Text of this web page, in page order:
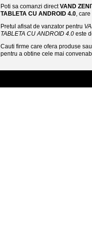
Poti sa comanzi directVAND
TABLETA CU ANDROID 4.0,
Pretul afisat de vanzator pentru
TABLETA CU ANDROID 4.0 este
Cauti firme care ofera produse
pentru a obtine cele mai